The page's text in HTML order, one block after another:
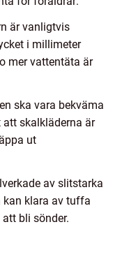
är vanligtvis
i millimeter
mer vattentäta är
ska vara bekväma
skalkläderna är
ut
av slitstarka
kan klara av tuffa
bli sönder.